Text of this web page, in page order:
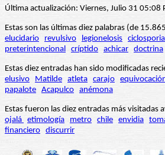
Última actualización: Viernes, Julio 31 05:08
Estas son las últimas diez palabras (de
elucidario
revulsivo legionelosis
preterintencional críptido achicar doctrina
Estas diez entradas han sido modificadas
elusivo
Matilde atleta carajo
papalote Acapulco anémona
Estas fueron las diez entradas más visitadas
ojalá etimología metro chile envidia
financiero discurrir